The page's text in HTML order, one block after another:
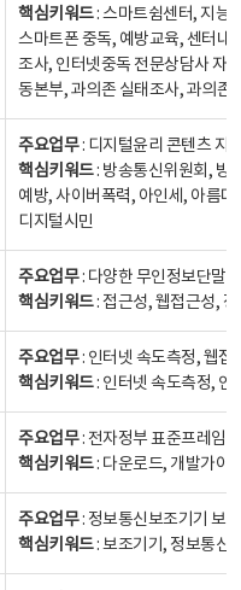
핵심키워드: 스마트쉼센터, 지능
스마트폰 중독, 예방교육, 센터내
조사, 인터넷중독 전문상담사 자
동본부, 과의존 실태조사, 과의존
주요업무: 디지털윤리 콘텐츠 지
핵심키워드: 방송통신위원회, 방
예방, 사이버폭력, 아인세, 아름
디지털시민
주요업무: 다양한 무인정보단말
핵심키워드: 접근성, 웹접근성,
주요업무: 인터넷 속도측정, 웹접
핵심키워드: 인터넷 속도측정, 인
주요업무: 전자정부 표준프레임
핵심키워드: 다운로드, 개발가이
주요업무: 정보통신보조기기 보
핵심키워드: 보조기기, 정보통신